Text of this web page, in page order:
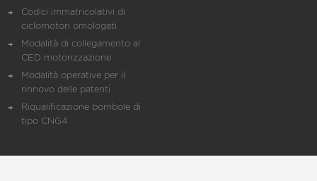
Codici immatricolativi di
ciclomotori omologati
Modalità di collegamento al
CED motorizzazione
Modalità operative per il
rinnovo delle patenti
Riqualificazione bombole di
tipo CNG4